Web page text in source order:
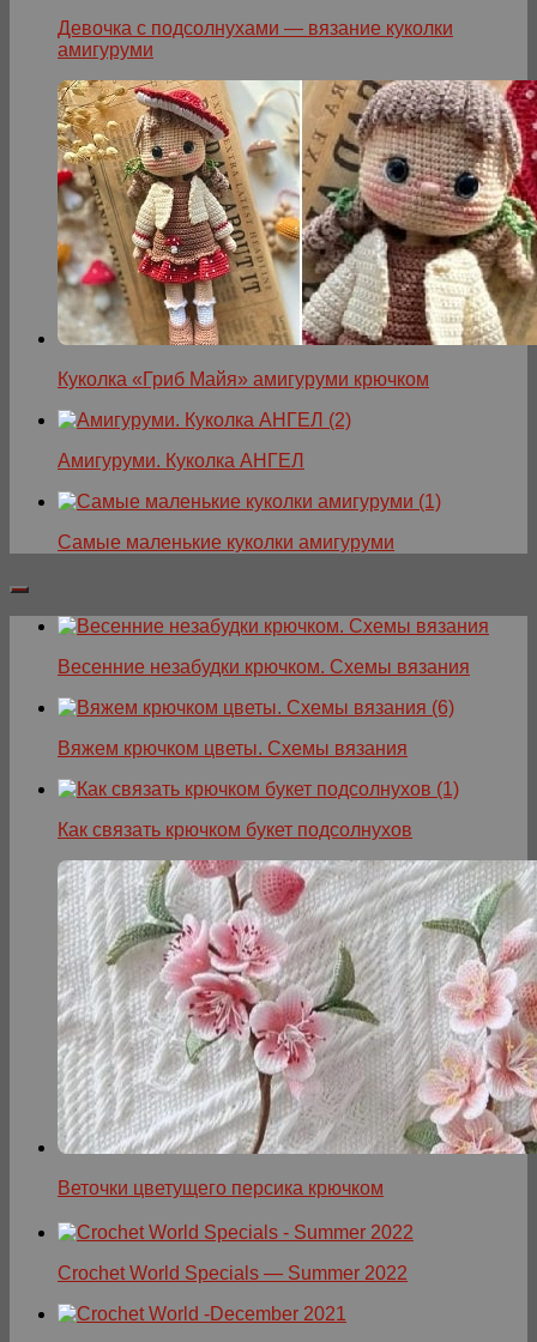
Девочка с подсолнухами — вязание куколки
амигуруми
Куколка «Гриб Майя» амигуруми крючком
Амигуруми. Куколка АНГЕЛ
Самые маленькие куколки амигуруми
Весенние незабудки крючком. Схемы вязания
Вяжем крючком цветы. Схемы вязания
Как связать крючком букет подсолнухов
Веточки цветущего персика крючком
Crochet World Specials — Summer 2022